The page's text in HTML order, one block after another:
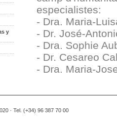
y
especialistes:
- Dra. Maria-
- Dr. José-
- Dra. Sophie
- Dr. Cesareo
- Dra. Maria-
· Tel. (+34) 96 387 70 00